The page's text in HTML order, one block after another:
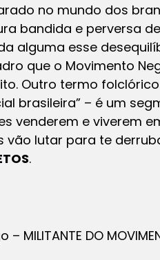
no mundo dos
bandida e perversa
alguma esse
que o Movimento
Outro termo
brasileira” – é um
venderem e viverem
lutar para te
.
DO